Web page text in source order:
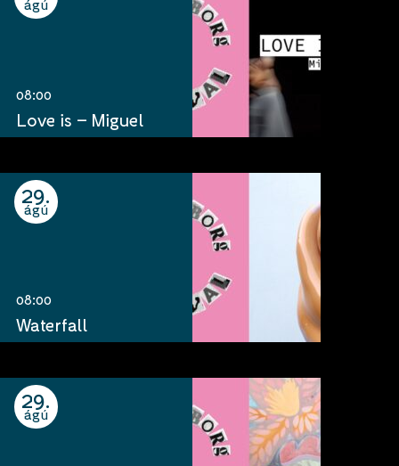
ágú
08:00
Love is – Miguel
29
ágú
08:00
Waterfall
29
ágú